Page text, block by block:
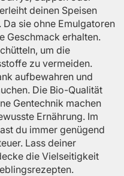
deinen Speisen
sie ohne Emulgatoren
Geschmack erhalten.
um die
zu vermeiden.
aufbewahren und
Die Bio-Qualität
Gentechnik machen
Ernährung. Im
du immer genügend
Lass deiner
die Vielseitigkeit